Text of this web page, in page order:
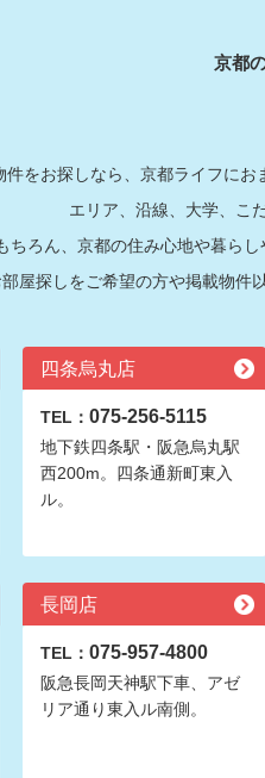
京都
件をお探しなら、京都ライフに
エリア、沿線、大学、こ
ちろん、京都の住み心地や暮ら
屋探しをご希望の方や掲載物件
四条烏丸店
TEL： 075-256-5115
地下鉄四条駅・阪急烏丸駅
西200m。四条通新町東入
ル。
長岡店
TEL： 075-957-4800
阪急長岡天神駅下車、アゼ
リア通り東入ル南側。